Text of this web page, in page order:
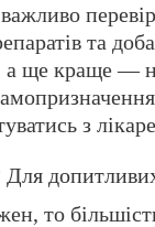
та
а ще краще —
з
Для
то